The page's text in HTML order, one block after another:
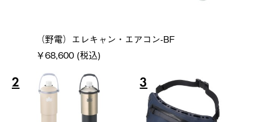
（野電）エレキャン・エアコン-BF
￥68,600 (税込)
2 3